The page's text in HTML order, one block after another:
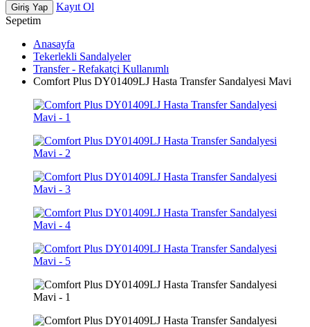
Giriş Yap
Kayıt Ol
Sepetim
Anasayfa
Tekerlekli Sandalyeler
Transfer - Refakatçi Kullanımlı
Comfort Plus DY01409LJ Hasta Transfer Sandalyesi Mavi